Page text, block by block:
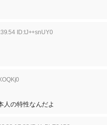
ID:tJ++snUY0
人の特性なんだよ